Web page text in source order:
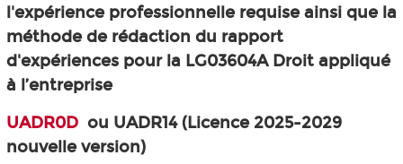
l'expérience professionnelle requise ainsi que la
méthode de rédaction du rapport
d'expériences pour la LG03604A Droit appliqué
à l’entreprise
UADR0D ou UADR14 (Licence 2025-2029
nouvelle version)